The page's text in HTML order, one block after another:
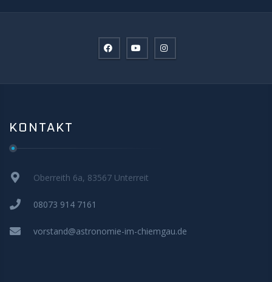
KONTAKT
Oberreith 6a, 83567 Unterreit
08073 914 7161
vorstand@astronomie-im-chiemgau.de